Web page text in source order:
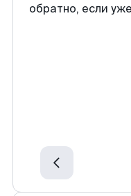
обратно, если